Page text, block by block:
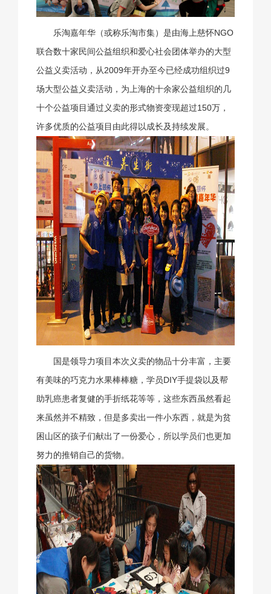
乐淘嘉年华（或称乐淘市集）是由海上慈怀NGO
联合数十家民间公益组织和爱心社会团体举办的大型
公益义卖活动，从2009年开办至今已经成功组织过9
场大型公益义卖活动，为上海的十余家公益组织的几
十个公益项目通过义卖的形式物资变现超过150万，
许多优质的公益项目由此得以成长及持续发展。
国是领导力项目本次义卖的物品十分丰富，主要
有美味的巧克力水果棒棒糖，学员DIY手提袋以及帮
助乳癌患者复健的手折纸花等等，这些东西虽然看起
来虽然并不精致，但是多卖出一件小东西，就是为贫
困山区的孩子们献出了一份爱心，所以学员们也更加
努力的推销自己的货物。